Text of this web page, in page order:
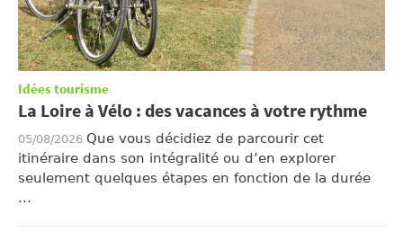
Idées tourisme
La Loire à Vélo : des vacances à votre rythme
05/08/2026 Que vous décidiez de parcourir cet
itinéraire dans son intégralité ou d’en explorer
seulement quelques étapes en fonction de la durée
...